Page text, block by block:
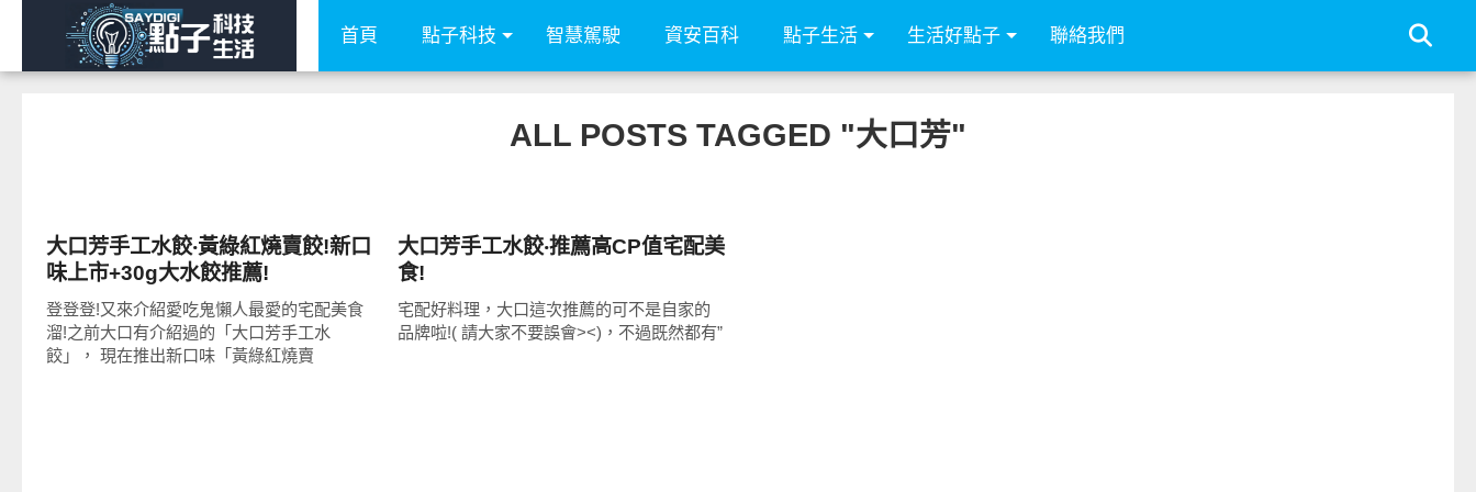
首頁 點子科技 智慧駕駛 資安百科 點子生活 生活好點子 聯絡我們
ALL POSTS TAGGED "大口芳"
大口芳手工水餃‧黃綠紅燒賣餃!新口
味上市+30g大水餃推薦!
登登登!又來介紹愛吃鬼懶人最愛的宅配美食
溜!之前大口有介紹過的「大口芳手工水
餃」， 現在推出新口味「黃綠紅燒賣
大口芳手工水餃‧推薦高CP值宅配美
食!
宅配好料理，大口這次推薦的可不是自家的
品牌啦!( 請大家不要誤會><)，不過既然都有”